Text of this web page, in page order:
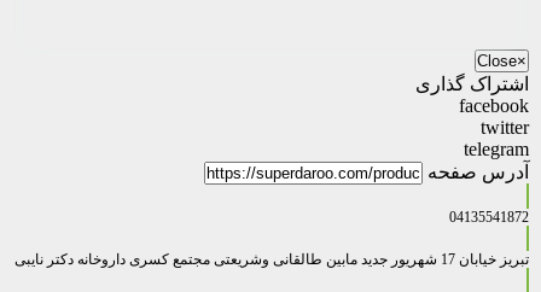
×
Close
اشتراک گذاری
facebook
twitter
telegram
آدرس صفحه
04135541872
تبریز خیابان 17 شهریور جدید مابین طالقانی وشریعتی مجتمع کسری داروخانه دکتر نایبی